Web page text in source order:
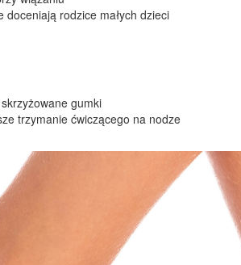
rodzice małych dzieci
gumki
trzymanie ćwiczącego na nodze